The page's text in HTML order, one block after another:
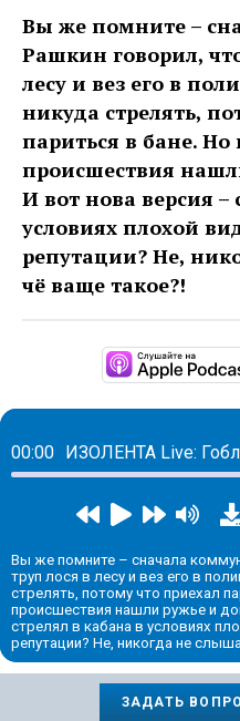
Вы же помните –
Рашкин говорил,
лесу и вез его в
никуда стрелять,
париться в бане.
происшествия
И вот нова версия –
условиях плохой
репутации? Не,
чё ваще такое?!
00:00
Вы же помните – сначала
труп лося в лесу и вез его в
стрелять, потому что приехал
происшествия нашли ружье и
стрелял в кабана в условиях
репутации? Не, никогда не
ЗАДАТЬ